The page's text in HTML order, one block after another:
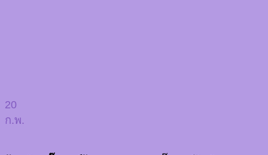
20
ก.พ.